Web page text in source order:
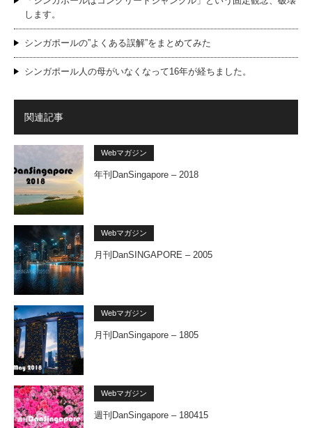
します。
シンガポールの”よくある誤解”をまとめてみた
シンガポール人の母がいなくなって16年が経ちました。
関連記事
Webマガジン
年刊DanSingapore – 2018
Webマガジン
月刊DanSINGAPORE – 2005
Webマガジン
月刊DanSingapore – 1805
Webマガジン
週刊DanSingapore – 180415